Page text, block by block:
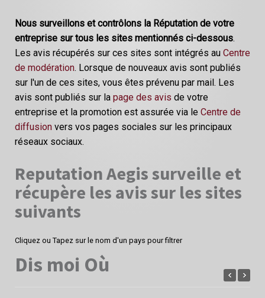
Nous surveillons et contrôlons la Réputation de votre
entreprise sur tous les sites mentionnés ci-dessous.
Les avis récupérés sur ces sites sont intégrés au Centre
de modération. Lorsque de nouveaux avis sont publiés
sur l'un de ces sites, vous êtes prévenu par mail. Les
avis sont publiés sur la page des avis de votre
entreprise et la promotion est assurée via le Centre de
diffusion vers vos pages sociales sur les principaux
réseaux sociaux.
Reputation Aegis surveille et
récupère les avis sur les sites
suivants
Cliquez ou Tapez sur le nom d'un pays pour filtrer
Dis moi Où